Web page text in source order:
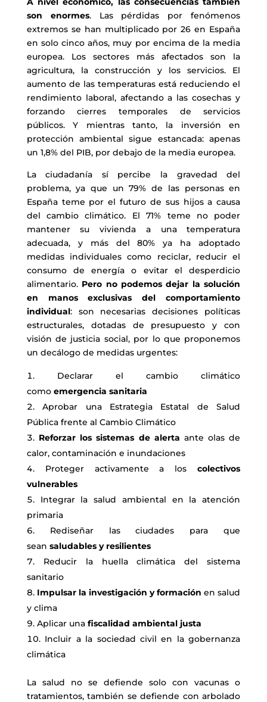
son enormes. Las pérdidas por fenómenos
extremos se han multiplicado por 26 en España
en solo cinco años, muy por encima de la media
europea. Los sectores más afectados son la
agricultura, la construcción y los servicios. El
aumento de las temperaturas está reduciendo el
rendimiento laboral, afectando a las cosechas y
forzando cierres temporales de servicios
públicos. Y mientras tanto, la inversión en
protección ambiental sigue estancada: apenas
un 1,8% del PIB, por debajo de la media europea.
La ciudadanía sí percibe la gravedad del
problema, ya que un 79% de las personas en
España teme por el futuro de sus hijos a causa
del cambio climático. El 71% teme no poder
mantener su vivienda a una temperatura
adecuada, y más del 80% ya ha adoptado
medidas individuales como reciclar, reducir el
consumo de energía o evitar el desperdicio
alimentario. Pero no podemos dejar la solución
en manos exclusivas del comportamiento
individual: son necesarias decisiones políticas
estructurales, dotadas de presupuesto y con
visión de justicia social, por lo que proponemos
un decálogo de medidas urgentes:
Declarar el cambio climático
como emergencia sanitaria
Aprobar una Estrategia Estatal de Salud
Pública frente al Cambio Climático
Reforzar los sistemas de alerta ante olas de
calor, contaminación e inundaciones
Proteger activamente a loscolectivos
vulnerables
Integrar la salud ambiental en la atención
primaria
Rediseñar las ciudades para que
sean saludables y resilientes
Reducir la huella climática del sistema
sanitario
Impulsar la investigación y formación en salud
y clima
Aplicar unafiscalidad ambiental justa
Incluir a la sociedad civil en la gobernanza
climática
La salud no se defiende solo con vacunas o
tratamientos, también se defiende con arbolado